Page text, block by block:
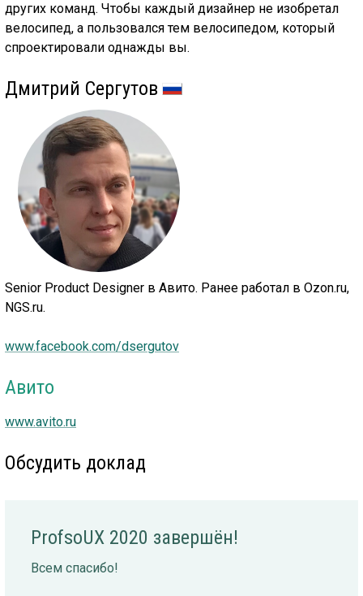
других команд. Чтобы каждый дизайнер не изобретал
велосипед, а пользовался тем велосипедом, который
спроектировали однажды вы.
Дмитрий Сергутов
Senior Product Designer в Авито. Ранее работал в Ozon.ru,
NGS.ru.
www.facebook.com/dsergutov
Авито
www.avito.ru
Обсудить доклад
ProfsoUX 2020 завершён!
Всем спасибо!